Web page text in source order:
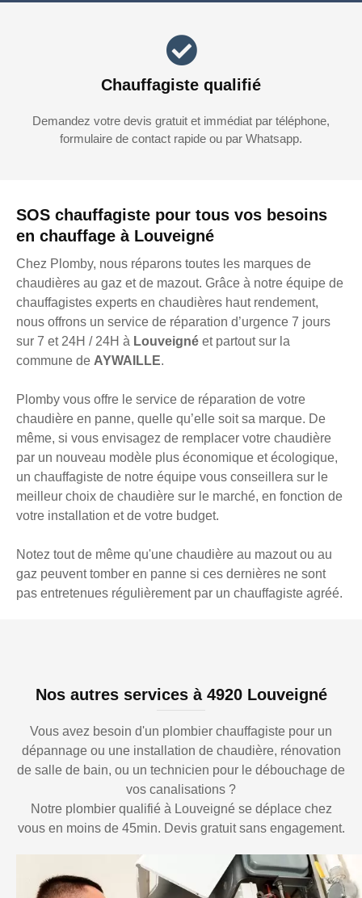
SOS chauffagiste pour tous vos besoins
en chauffage à Louveigné
Chez Plomby, nous réparons toutes les marques de
chaudières au gaz et de mazout. Grâce à notre équipe de
chauffagistes experts en chaudières haut rendement,
nous offrons un service de réparation d’urgence 7 jours
sur 7 et 24H / 24H à Louveigné et partout sur la
commune de AYWAILLE.
Plomby vous offre le service de réparation de votre
chaudière en panne, quelle qu’elle soit sa marque. De
même, si vous envisagez de remplacer votre chaudière
par un nouveau modèle plus économique et écologique,
un chauffagiste de notre équipe vous conseillera sur le
meilleur choix de chaudière sur le marché, en fonction de
votre installation et de votre budget.
Notez tout de même qu'une chaudière au mazout ou au
gaz peuvent tomber en panne si ces dernières ne sont
pas entretenues régulièrement par un chauffagiste agréé.
Chauffagiste qualifié
Demandez votre devis gratuit et immédiat par téléphone,
formulaire de contact rapide ou par Whatsapp.
Nos autres services à 4920 Louveigné
Vous avez besoin d'un plombier chauffagiste pour un
dépannage ou une installation de chaudière, rénovation
de salle de bain, ou un technicien pour le débouchage de
vos canalisations ?
Notre plombier qualifié à Louveigné se déplace chez
vous en moins de 45min. Devis gratuit sans engagement.